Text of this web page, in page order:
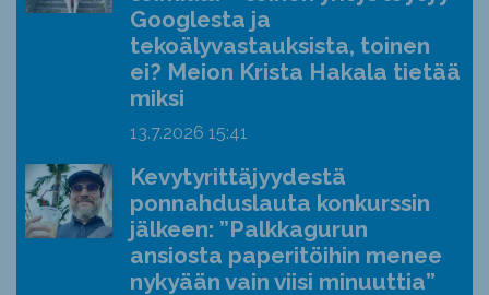
Googlesta ja
tekoälyvastauksista, toinen
ei? Meion Krista Hakala tietää
miksi
13.7.2026 15:41
Kevytyrittäjyydestä
ponnahduslauta konkurssin
jälkeen: ”Palkkagurun
ansiosta paperitöihin menee
nykyään vain viisi minuuttia”